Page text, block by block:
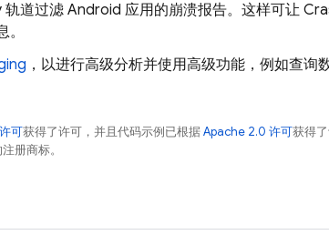
轨道过滤 Android 应用的崩溃报告。这样可让
，以进行高级分析并使用高级功能，例如查询
可获得了许可，并且代码示例已根据Apache 2.0 许可获得
册商标。